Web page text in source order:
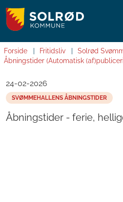
Forside Fritidsliv
Solrød
Åbningstider (Automatisk
24-02-2026
SVØMMEHALLENS ÅBNINGSTIDER
Åbningstider - ferie,